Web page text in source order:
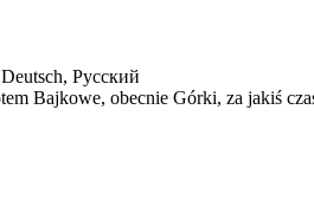
Pусский
Bajkowe, obecnie Górki, za jakiś